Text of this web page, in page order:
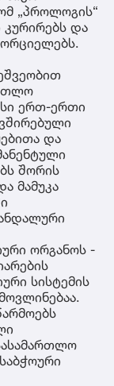
„პროლოგის“
კურირებს და
ერთ-ერთი
და
შორის
მამუკა
ორგანოს -
სისტემის